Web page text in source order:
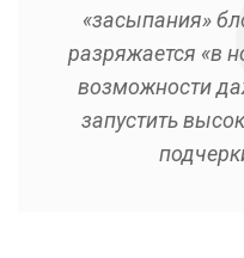
«засыпания»
разряжается «в
возможности
запустить